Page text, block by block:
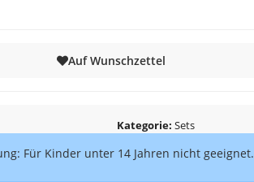
Kategorie Sets
Für Kinder unter 14 Jahren nicht geeignet.
Auf Wunschzettel